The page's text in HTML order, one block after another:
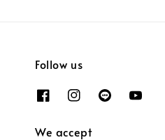
Follow us
We accept